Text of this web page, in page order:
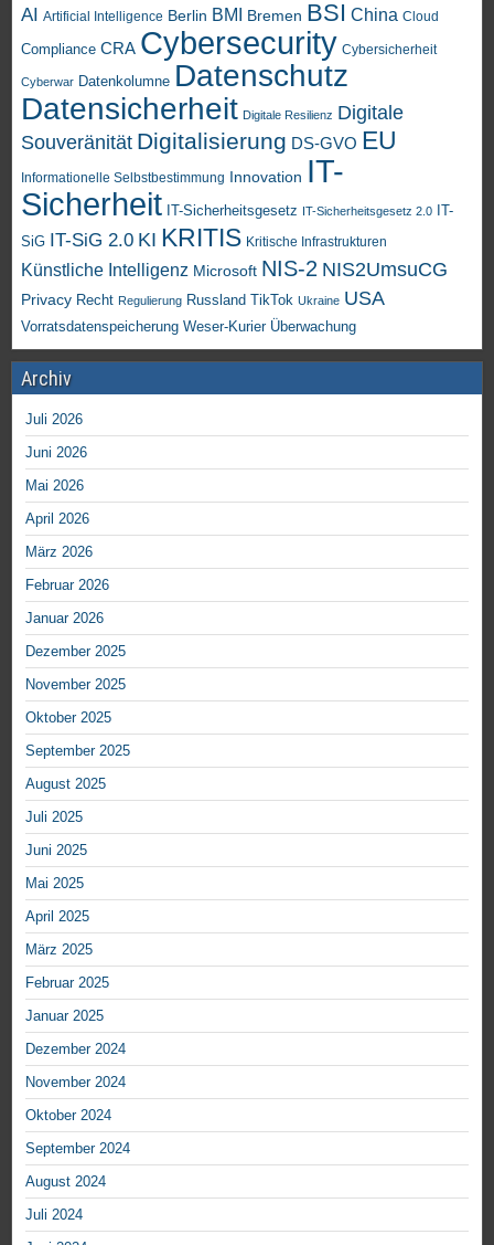
AI Artificial Intelligence Berlin BMI Bremen BSI China Cloud
Compliance CRA Cybersecurity Cybersicherheit
Cyberwar Datenkolumne Datenschutz
Datensicherheit Digitale Resilienz Digitale
Souveränität Digitalisierung DS-GVO EU
Informationelle Selbstbestimmung Innovation IT-
Sicherheit IT-Sicherheitsgesetz IT-Sicherheitsgesetz 2.0
IT-
SiG IT-SiG 2.0 KI KRITIS Kritische Infrastrukturen
Künstliche Intelligenz Microsoft NIS-2 NIS2UmsuCG
Privacy Recht Regulierung Russland TikTok Ukraine USA
Vorratsdatenspeicherung Weser-Kurier Überwachung
Archiv
Juli 2026
Juni 2026
Mai 2026
April 2026
März 2026
Februar 2026
Januar 2026
Dezember 2025
November 2025
Oktober 2025
September 2025
August 2025
Juli 2025
Juni 2025
Mai 2025
April 2025
März 2025
Februar 2025
Januar 2025
Dezember 2024
November 2024
Oktober 2024
September 2024
August 2024
Juli 2024